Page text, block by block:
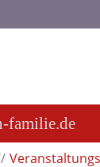
familie.de